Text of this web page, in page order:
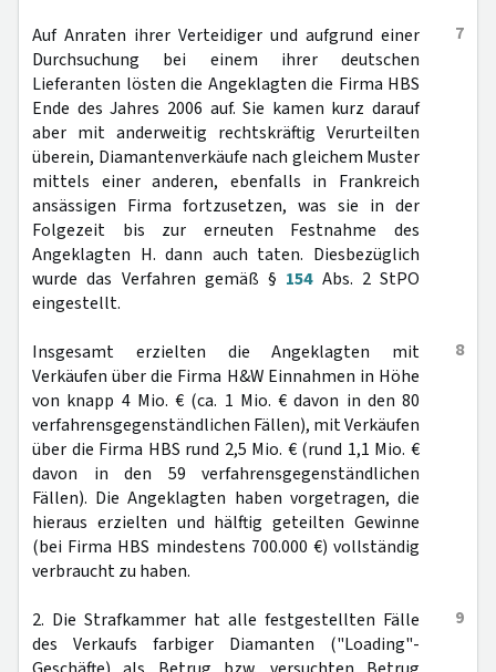
7
Auf Anraten ihrer Verteidiger und aufgrund einer
Durchsuchung bei einem ihrer deutschen
Lieferanten lösten die Angeklagten die Firma HBS
Ende des Jahres 2006 auf. Sie kamen kurz darauf
aber mit anderweitig rechtskräftig Verurteilten
überein, Diamantenverkäufe nach gleichem Muster
mittels einer anderen, ebenfalls in Frankreich
ansässigen Firma fortzusetzen, was sie in der
Folgezeit bis zur erneuten Festnahme des
Angeklagten H. dann auch taten. Diesbezüglich
wurde das Verfahren gemäß § 154Abs. 2 StPO
eingestellt.
8
Insgesamt erzielten die Angeklagten mit
Verkäufen über die Firma H&W Einnahmen in Höhe
von knapp 4 Mio. € (ca. 1 Mio. € davon in den 80
verfahrensgegenständlichen Fällen), mit Verkäufen
über die Firma HBS rund 2,5 Mio. € (rund 1,1 Mio. €
davon in den 59 verfahrensgegenständlichen
Fällen). Die Angeklagten haben vorgetragen, die
hieraus erzielten und hälftig geteilten Gewinne
(bei Firma HBS mindestens 700.000 €) vollständig
verbraucht zu haben.
9
2. Die Strafkammer hat alle festgestellten Fälle
des Verkaufs farbiger Diamanten ("Loading"-